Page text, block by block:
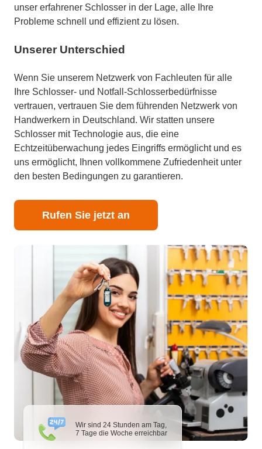
Wir sind 24 Stunden am Tag,
7 Tage die Woche erreichbar
unser erfahrener Schlosser in der Lage, alle Ihre
Probleme schnell und effizient zu lösen.
Unserer Unterschied
Wenn Sie unserem Netzwerk von Fachleuten für alle
Ihre Schlosser- und Notfall-Schlosserbedürfnisse
vertrauen, vertrauen Sie dem führenden Netzwerk von
Handwerkern in Deutschland. Wir statten unsere
Schlosser mit Technologie aus, die eine
Echtzeitüberwachung jedes Eingriffs ermöglicht und es
uns ermöglicht, Ihnen vollkommene Zufriedenheit unter
den besten Bedingungen zu garantieren.
Rufen Sie jetzt an